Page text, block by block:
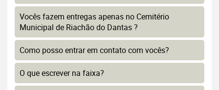
Vocês fazem entregas apenas no Cemitério
Municipal de Riachão do Dantas ?
Como posso entrar em contato com vocês?
O que escrever na faixa?